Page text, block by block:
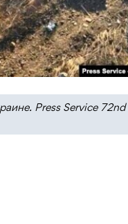
Press Service